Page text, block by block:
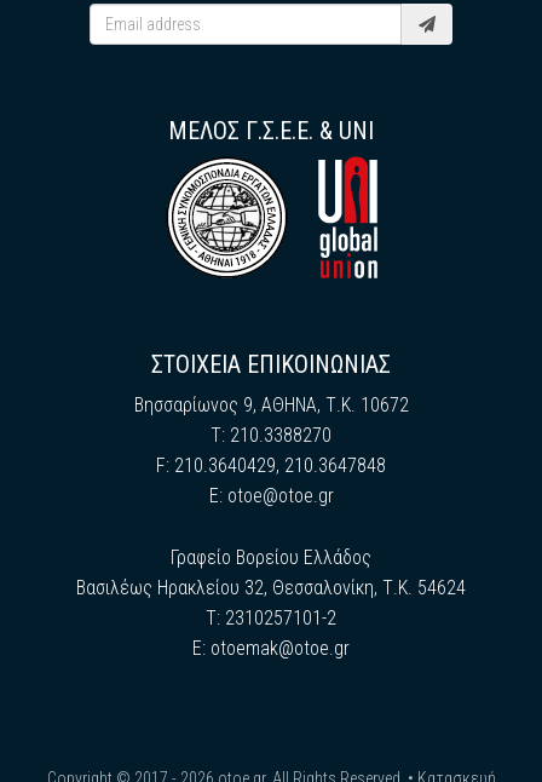
ΜΕΛΟΣ Γ.Σ.Ε.Ε. & UNI
ΣΤΟΙΧΕΙΑ ΕΠΙΚΟΙΝΩΝΙΑΣ
Βησσαρίωνος 9, ΑΘΗΝΑ, Τ.Κ. 10672
Τ: 210.3388270
F: 210.3640429, 210.3647848
E: otoe@otoe.gr
Γραφείο Βορείου Ελλάδος
Βασιλέως Ηρακλείου 32, Θεσσαλονίκη, Τ.Κ. 54624
Τ: 2310257101-2
E: otoemak@otoe.gr